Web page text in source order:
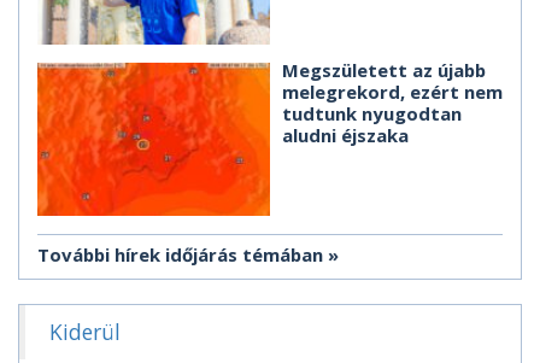
Megszületett az újabb
melegrekord, ezért nem
tudtunk nyugodtan
aludni éjszaka
További hírek időjárás témában
Kiderül